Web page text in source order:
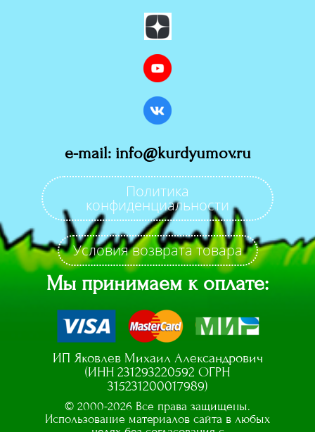
e-mail: info@kurdyumov.ru
Политика
конфиденциальности
Условия возврата товара
Мы принимаем к оплате:
ИП Яковлев Михаил Александрович
(ИНН 231293220592 ОГРН
315231200017989)
© 2000-2026 Все права защищены.
Использование материалов сайта в любых